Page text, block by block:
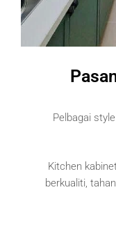
Pelbagai
Kitchen
berkualiti,